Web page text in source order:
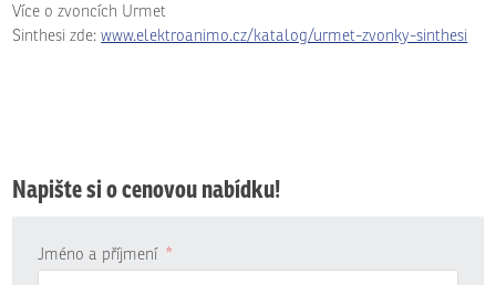
Více o zvoncích Urmet
Sinthesi zde:www.elektroanimo.cz/katalog/urmet-zvonky-sinthesi
Napište si o cenovou nabídku!
Jméno a příjmení *